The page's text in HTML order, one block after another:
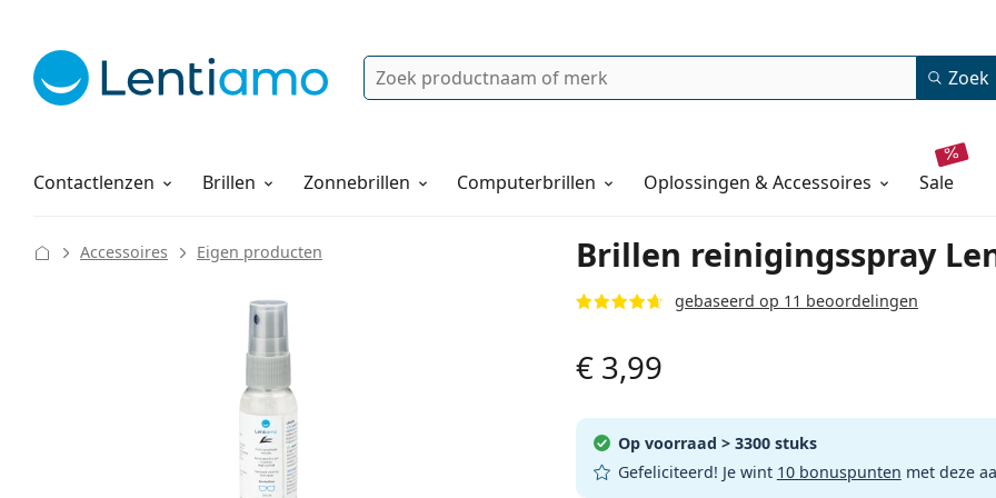
Zoek Zoek
Contactlenzen
Lenzenvloeistoffen Brillen Zonnebrillen Computerbrillen Oplossingen & Accessoires sale
Hoe bestellen
Brillen reinigingsspray
gebaseerd op 11 beoordelingen
Accessoires Eigen producten
€ 3,99
Op voorraad > 3300 stuks
Gefeliciteerd! Je wint 10 bonuspunten met deze